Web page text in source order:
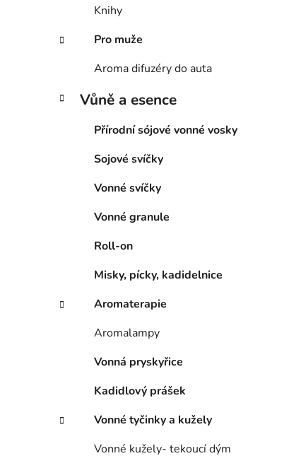
Knihy
Pro muže
Aroma difuzéry do auta
Vůně a esence
Přírodní sójové vonné vosky
Sojové svíčky
Vonné svíčky
Vonné granule
Roll-on
Misky, pícky, kadidelnice
Aromaterapie
Aromalampy
Vonná pryskyřice
Kadidlový prášek
Vonné tyčinky a kužely
Vonné kužely- tekoucí dým